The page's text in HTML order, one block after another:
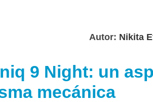
Autor: Nikita
9 Night: un
mecánica